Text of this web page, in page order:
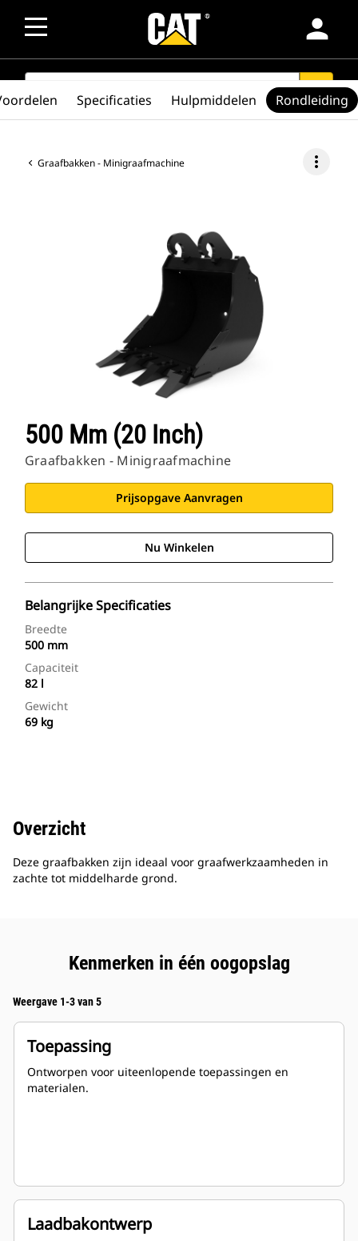
person
SEARCH search
Graafbakken - Minigraafmachine more_vert
500 Mm (20 Inch)
Graafbakken - Minigraafmachine
Prijsopgave Aanvragen
Nu Winkelen
Belangrijke Specificaties
Breedte
500 mm
Capaciteit
82 l
Gewicht
69 kg
Specificaties Hulpmiddelen Rondleiding
Overzicht
Deze graafbakken zijn ideaal voor graafwerkzaamheden in
zachte tot middelharde grond.
Kenmerken in één oogopslag
Weergave 1-3 van 5
Toepassing
Ontworpen voor uiteenlopende toepassingen en
materialen.
Laadbakontwerp